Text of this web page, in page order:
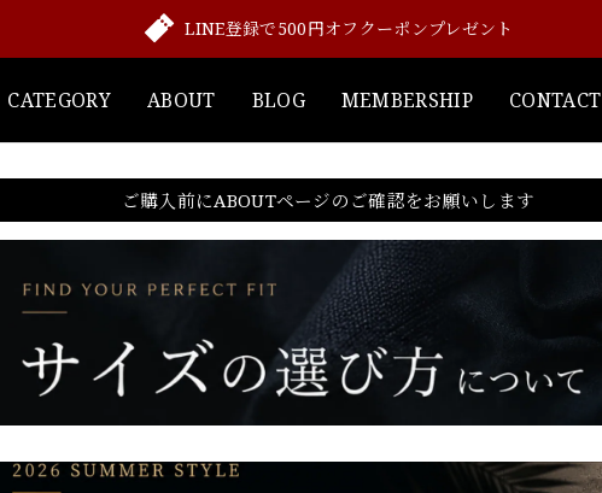
LINE登録で500円オフクーポンプレゼント
CATEGORY ABOUT BLOG MEMBERSHIP CONTACT
ご購入前にABOUTページのご確認をお願いします